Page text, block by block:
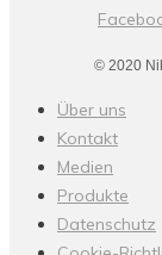
© 2020
Über uns
Kontakt
Medien
Produkte
Datenschutz